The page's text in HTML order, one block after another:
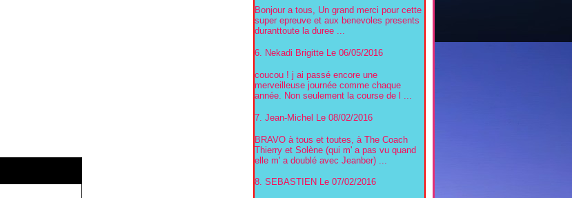
Bonjour a tous, Un grand merci pour cette
super epreuve et aux benevoles presents
duranttoute la duree ...
6. Nekadi Brigitte Le 06/05/2016
coucou ! j ai passé encore une
merveilleuse journée comme chaque
année. Non seulement la course de l ...
7. Jean-Michel Le 08/02/2016
BRAVO à tous et toutes, à The Coach
Thierry et Solène (qui m' a pas vu quand
elle m' a doublé avec Jeanber) ...
8. SEBASTIEN Le 07/02/2016